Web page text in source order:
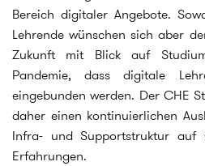
Bereich digitaler Angebote.
Lehrende wünschen sich aber
Zukunft mit Blick auf
Pandemie, dass digitale
eingebunden werden. Der CHE
daher einen kontinuierlichen
Infra- und Supportstruktur auf
Erfahrungen.